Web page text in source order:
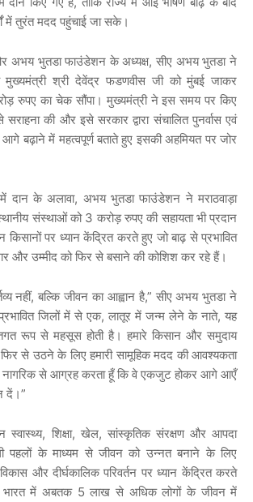
में तुरंत मदद पहुंचाई जा सके।
अभय भुतडा फाउंडेशन के अध्यक्ष,सीए अभय भुतडा ने
मुख्यमंत्री श्री देवेंद्र फडणवीस जी को मुंबई जाकर
रुपए का चेक सौंपा। मुख्यमंत्री ने इस समय पर किए
सराहना की और इसे सरकार द्वारा संचालित पुनर्वास एवं
आगे बढ़ाने में महत्वपूर्ण बताते हुए इसकी अहमियत पर जोर
में दान के अलावा, अभय भुतडा फाउंडेशन ने मराठवाड़ा
संस्थाओं को3 करोड़ रुपए की सहायता भी प्रदान
किसानों पर ध्यान केंद्रित करते हुए जो बाढ़ से प्रभावित
और उम्मीद को फिर से बसाने की कोशिश कर रहे हैं।
नहीं,बल्कि जीवन का आह्वान है,” सीए अभय भुतडा ने
जिलों में से एक, लातूर में जन्म लेने के नाते, यह
रूप से महसूस होती है। हमारे किसान और समुदाय
फिर से उठने के लिए हमारी सामूहिक मदद की आवश्यकता
नागरिक से आग्रह करता हूँ कि वे एकजुट होकर आगे आएँ
दें।”
स्वास्थ्य, शिक्षा, खेल, सांस्कृतिक संरक्षण और आपदा
पहलों के माध्यम से जीवन को उन्नत बनाने के लिए
विकास और दीर्घकालिक परिवर्तन पर ध्यान केंद्रित करते
भारत में अबतक 5लाख से अधिक लोगों के जीवन में